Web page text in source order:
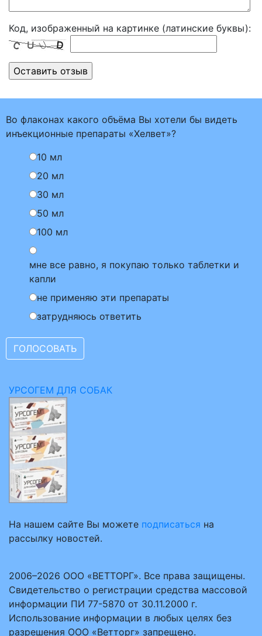
Код, изображенный на картинке (латинские буквы):
Во флаконах какого объёма Вы хотели бы видеть
инъекционные препараты «Хелвет»?
10 мл
20 мл
30 мл
50 мл
100 мл
мне все равно, я покупаю только таблетки и
капли
не применяю эти препараты
затрудняюсь ответить
УРСОГЕМ ДЛЯ СОБАК
На нашем сайте Вы можете подписаться на
рассылку новостей.
2006–2026 ООО «ВЕТТОРГ». Все права защищены.
Свидетельство о регистрации средства массовой
информации ПИ 77-5870 от 30.11.2000 г.
Использование информации в любых целях без
разрешения ООО «Ветторг» запрещено.